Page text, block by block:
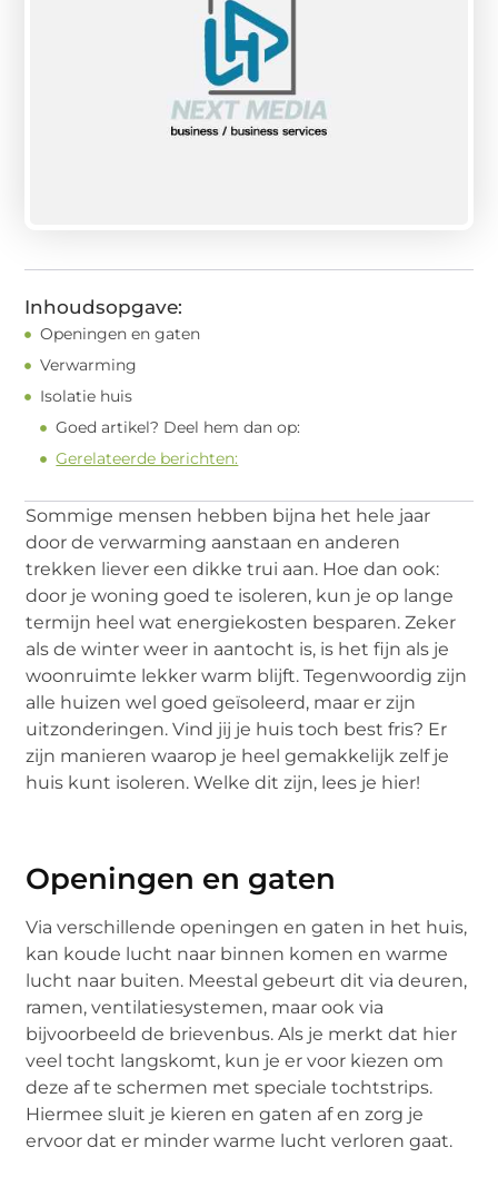
Inhoudsopgave:
Openingen en gaten
Verwarming
Isolatie huis
Goed artikel? Deel hem dan op:
Gerelateerde berichten:
Sommige mensen hebben bijna het hele jaar
door de verwarming aanstaan en anderen
trekken liever een dikke trui aan. Hoe dan ook:
door je woning goed te isoleren, kun je op lange
termijn heel wat energiekosten besparen. Zeker
als de winter weer in aantocht is, is het fijn als je
woonruimte lekker warm blijft. Tegenwoordig zijn
alle huizen wel goed geïsoleerd, maar er zijn
uitzonderingen. Vind jij je huis toch best fris? Er
zijn manieren waarop je heel gemakkelijk zelf je
huis kunt isoleren. Welke dit zijn, lees je hier!
Openingen en gaten
Via verschillende openingen en gaten in het huis,
kan koude lucht naar binnen komen en warme
lucht naar buiten. Meestal gebeurt dit via deuren,
ramen, ventilatiesystemen, maar ook via
bijvoorbeeld de brievenbus. Als je merkt dat hier
veel tocht langskomt, kun je er voor kiezen om
deze af te schermen met speciale tochtstrips.
Hiermee sluit je kieren en gaten af en zorg je
ervoor dat er minder warme lucht verloren gaat.